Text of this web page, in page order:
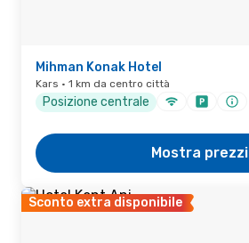
Mihman Konak Hotel
Kars · 1 km da centro città
Posizione centrale
Mostra prezzi
Sconto extra disponibile